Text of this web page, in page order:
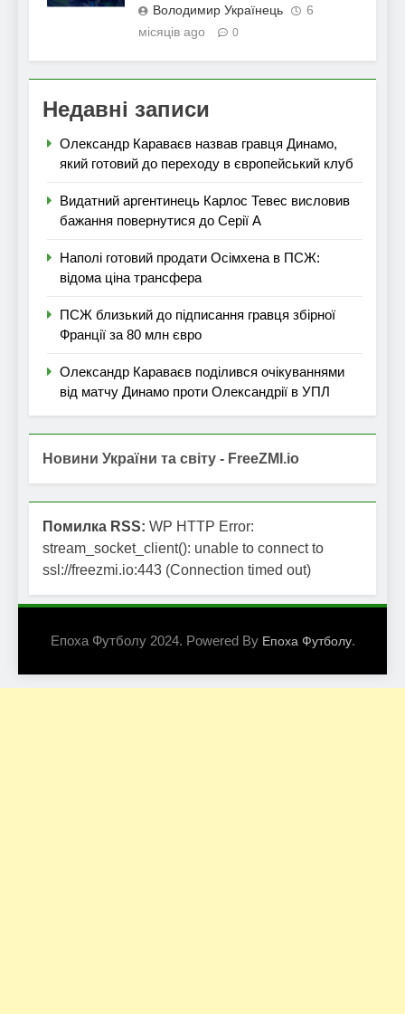
Володимир Українець
6
місяців ago
0
Недавні записи
Олександр Караваєв назвав гравця Динамо,
який готовий до переходу в європейський клуб
Видатний аргентинець Карлос Тевес висловив
бажання повернутися до Серії А
Наполі готовий продати Осімхена в ПСЖ:
відома ціна трансфера
ПСЖ близький до підписання гравця збірної
Франції за 80 млн євро
Олександр Караваєв поділився очікуваннями
від матчу Динамо проти Олександрії в УПЛ
Новини України та світу - FreeZMI.io
Помилка RSS: WP HTTP Error:
stream_socket_client(): unable to connect to
ssl://freezmi.io:443 (Connection timed out)
Епоха Футболу 2024. Powered By Епоха Футболу.